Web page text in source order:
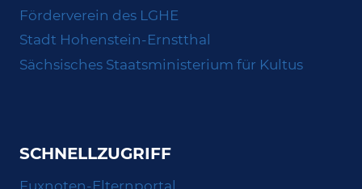
Förderverein des LGHE
Stadt Hohenstein-Ernstthal
Sächsisches Staatsministerium für Kultus
SCHNELLZUGRIFF
Fuxnoten-Elternportal